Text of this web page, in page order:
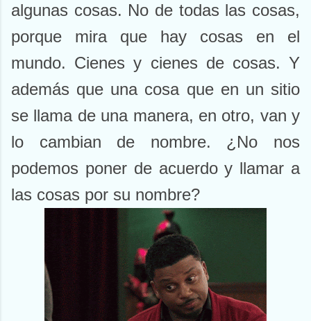
algunas cosas. No de todas las cosas,
porque mira que hay cosas en el
mundo. Cienes y cienes de cosas. Y
además que una cosa que en un sitio
se llama de una manera, en otro, van y
lo cambian de nombre. ¿No nos
podemos poner de acuerdo y llamar a
las cosas por su nombre?